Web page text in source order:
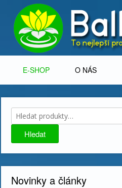
content
E-SHOP O NÁS
Hledat:
Hledat
Novinky a články